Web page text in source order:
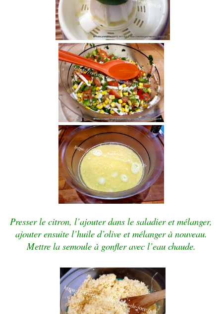
Presser le citron, l’ajouter dans le saladier et mélanger,
ajouter ensuite l’huile d’olive et mélanger à nouveau.
Mettre la semoule à gonfler avec l’eau chaude.